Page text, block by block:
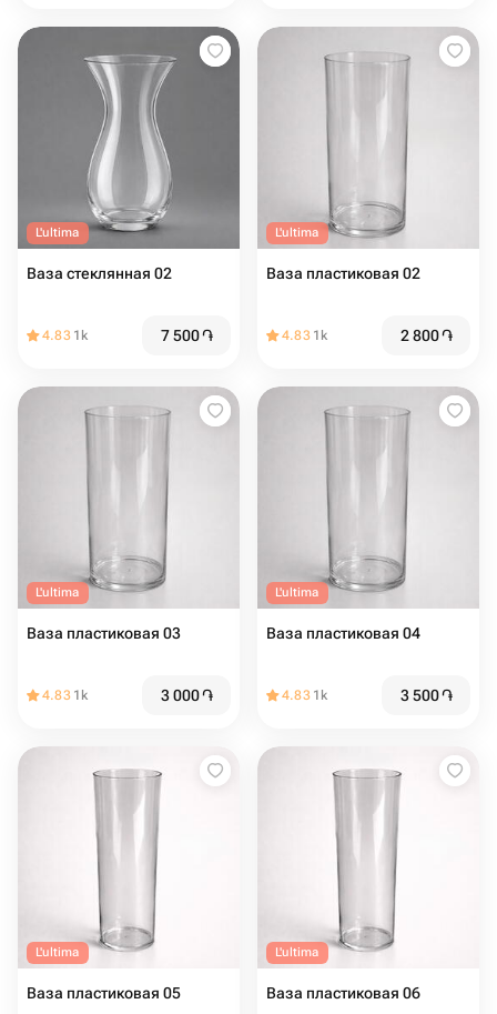
L'ultima
Ваза стеклянная 02
4.83 1k 7 500֏
L'ultima
Ваза пластиковая 02
4.83 1k 2 800֏
L'ultima
Ваза пластиковая 03
4.83 1k 3 000֏
L'ultima
Ваза пластиковая 04
4.83 1k 3 500֏
L'ultima
Ваза пластиковая 05
L'ultima
Ваза пластиковая 06